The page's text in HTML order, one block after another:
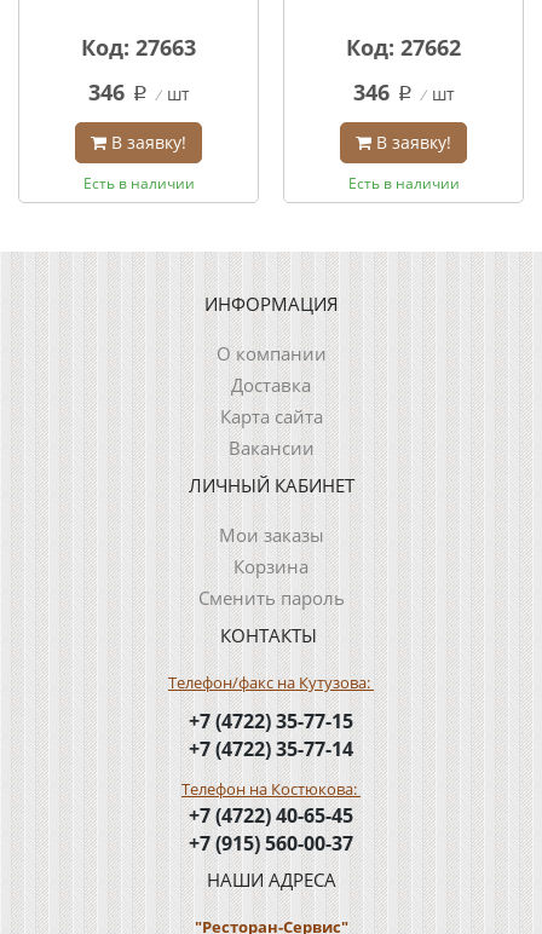
Код: 27663
346 q шт
В заявку!
Есть в наличии
Код: 27662
346 q шт
В заявку!
Есть в наличии
ИНФОРМАЦИЯ
О компании
Доставка
Карта сайта
Вакансии
ЛИЧНЫЙ КАБИНЕТ
Мои заказы
Корзина
Сменить пароль
КОНТАКТЫ
Телефон/факс на Кутузова:
+7 (4722) 35-77-15
+7 (4722) 35-77-14
Телефон на Костюкова:
+7 (4722) 40-65-45
+7 (915) 560-00-37
НАШИ АДРЕСА
"Ресторан-Сервис"